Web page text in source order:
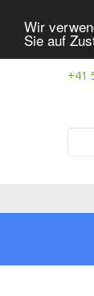
Wir
Sie auf
+41